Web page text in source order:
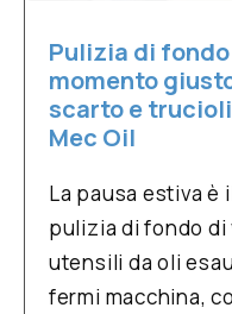
Pulizia di
momento
scarto e
Mec Oil
La pausa estiva è
pulizia di fondo di
utensili da oli
fermi macchina,